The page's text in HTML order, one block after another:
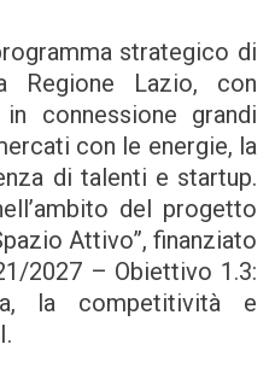
strategico di
Regione Lazio, con
connessione grandi
con le energie, la
di talenti e startup.
del progetto
Attivo”, finanziato
2027 – Obiettivo 1.3:
la competitività e